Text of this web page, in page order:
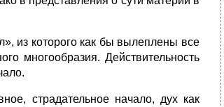
из которого как бы вылеплены все
многообразия. Действительность
страдательное начало, дух как